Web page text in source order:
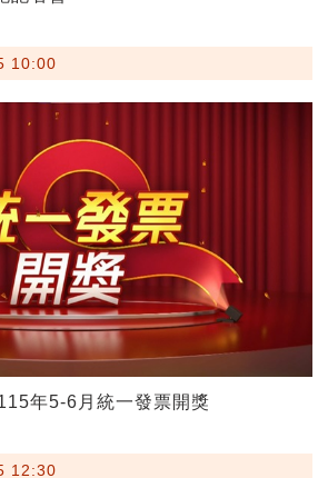
10:00
年5-6月統一發票開獎
12:30